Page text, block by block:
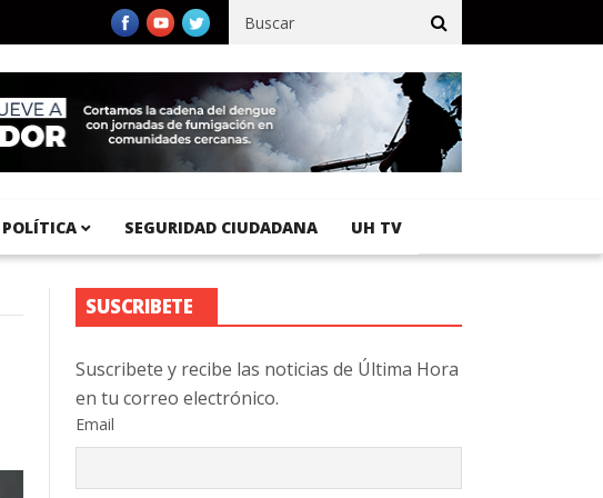
del Pacífico registra 92 % de avance en obras de terracería
POLÍTICA SEGURIDAD CIUDADANA UH TV
SUSCRIBETE
Suscribete y recibe las noticias de Última Hora
en tu correo electrónico.
Email